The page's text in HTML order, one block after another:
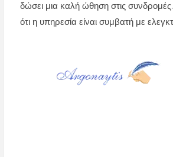
δώσει μια καλή ώθηση στις
ότι η υπηρεσία είναι συμβατή με